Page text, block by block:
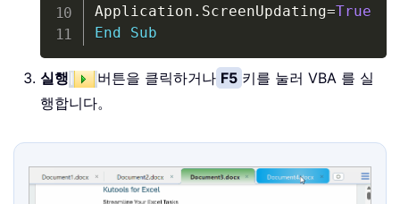
Application . ScreenUpdating=True
End
Sub
실행 버튼을 클릭하거나 F5 키를 눌러 VBA 를 실
행합니다。